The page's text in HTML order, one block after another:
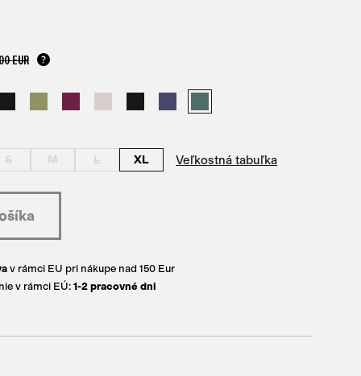
EUR
S M L XL Veľkostná tabuľka
v rámci EU pri nákupe nad 150 Eur
v rámci EÚ:1-2 pracovné dni